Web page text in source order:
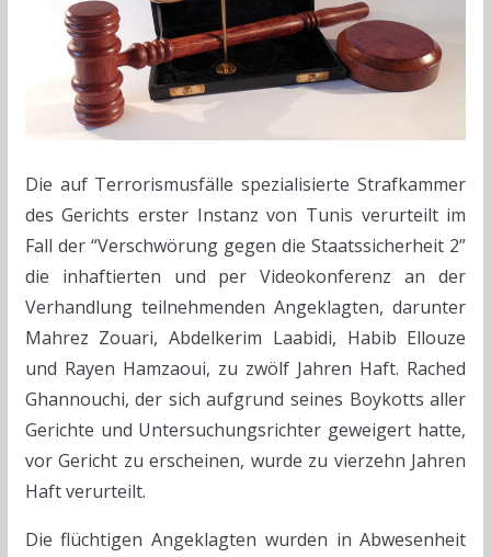
Die auf Terrorismusfälle spezialisierte Strafkammer
des Gerichts erster Instanz von Tunis verurteilt im
Fall der “Verschwörung gegen die Staatssicherheit 2”
die inhaftierten und per Videokonferenz an der
Verhandlung teilnehmenden Angeklagten, darunter
Mahrez Zouari, Abdelkerim Laabidi, Habib Ellouze
und Rayen Hamzaoui, zu zwölf Jahren Haft. Rached
Ghannouchi, der sich aufgrund seines Boykotts aller
Gerichte und Untersuchungsrichter geweigert hatte,
vor Gericht zu erscheinen, wurde zu vierzehn Jahren
Haft verurteilt.
Die flüchtigen Angeklagten wurden in Abwesenheit